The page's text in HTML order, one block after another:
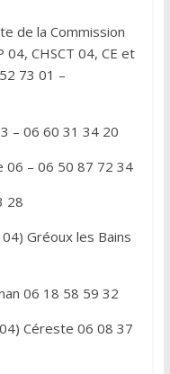
de la Commission
04, CHSCT 04, CE et
73 01 –
– 06 60 31 34 20
06 – 06 50 87 72 34
28
Gréoux les Bains
06 18 58 59 32
Céreste 06 08 37